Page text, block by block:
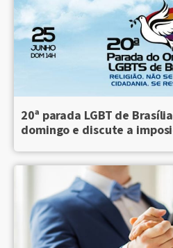
20ª parada LGBT de
domingo e discute a